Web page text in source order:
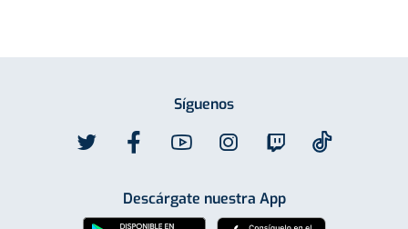
Síguenos
Descárgate nuestra App